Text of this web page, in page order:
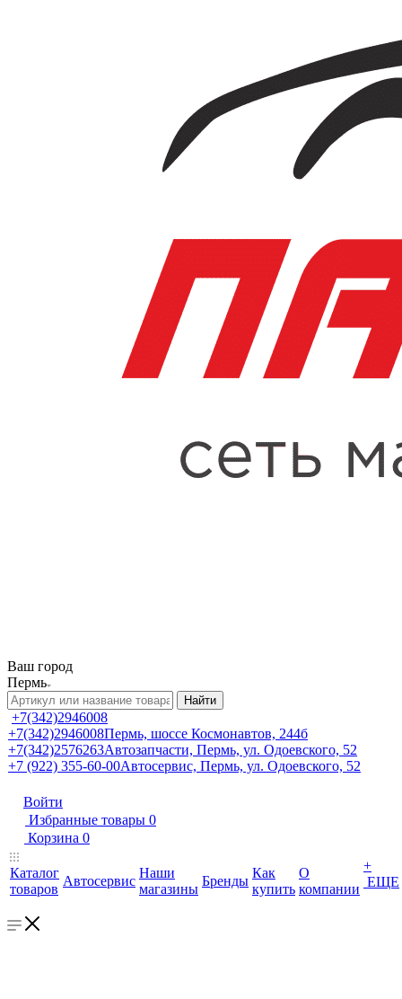
Ваш город
Пермь
Найти
+7(342)2946008
+7(342)2946008Пермь, шоссе Космонавтов, 244б
+7(342)2576263Автозапчасти, Пермь, ул. Одоевского, 52
+7 (922) 355-60-00Автосервис, Пермь, ул. Одоевского, 52
Войти
Избранные товары 0
Корзина 0
Каталог
товаров
Автосервис
Наши
магазины
Бренды
Как
купить
О
компании
+
ЕЩЕ